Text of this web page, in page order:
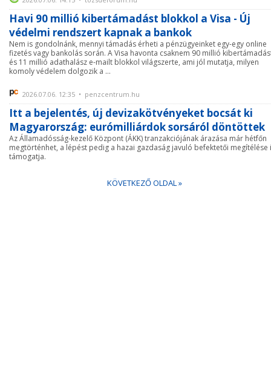
Havi 90 millió kibertámadást blokkol a Visa - Új
védelmi rendszert kapnak a bankok
Nem is gondolnánk, mennyi támadás érheti a pénzügyeinket egy-egy online
fizetés vagy bankolás során. A Visa havonta csaknem 90 millió
és 11 millió adathalász e-mailt blokkol világszerte, ami jól mutatja, milyen
komoly védelem dolgozik a ...
2026.07.06. 12:35 • penzcentrum.hu
Itt a bejelentés, új devizakötvényeket bocsát ki
Magyarország: eurómilliárdok sorsáról döntöttek
Az Államadósság-kezelő Központ (ÁKK) tranzakciójának árazása már hétfőn
megtörténhet, a lépést pedig a hazai gazdaság javuló befektetői megítélése
támogatja.
KÖVETKEZŐ OLDAL »